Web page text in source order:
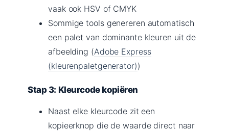
vaak ook HSV of CMYK
Sommige tools genereren automatisch
een palet van dominante kleuren uit de
afbeelding (Adobe Express
(kleurenpaletgenerator))
Stap 3: Kleurcode kopiëren
Naast elke kleurcode zit een
kopieerknop die de waarde direct naar